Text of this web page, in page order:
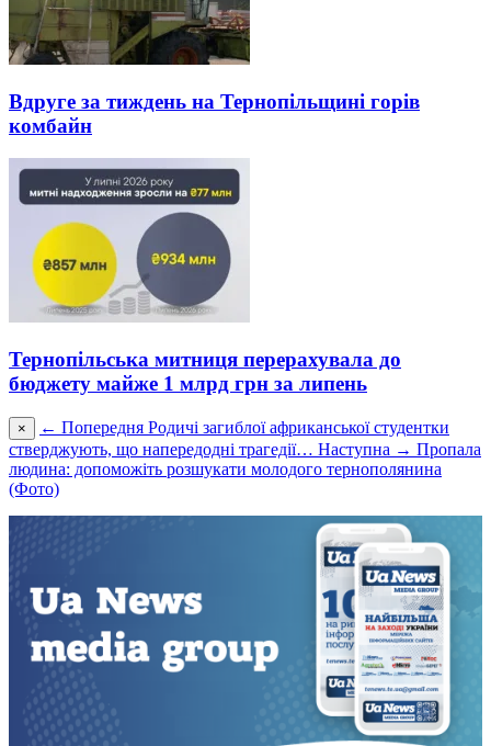
Вдруге за тиждень на Тернопільщині горів
комбайн
Тернопільська митниця перерахувала до
бюджету майже 1 млрд грн за липень
× ← Попередня Родичі загиблої африканської студентки
стверджують, що напередодні трагедії… Наступна → Пропала
людина: допоможіть розшукати молодого тернополянина
(Фото)